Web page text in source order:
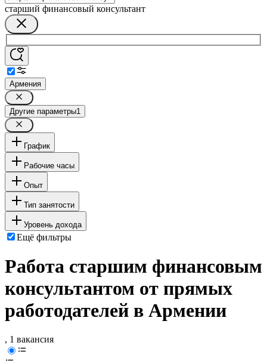
старший финансовый консультант
Армения
Другие параметры1
График
Рабочие часы
Опыт
Тип занятости
Уровень дохода
Ещё фильтры
Работа старшим финансовым
консультантом от прямых
работодателей в Армении
, 1 вакансия